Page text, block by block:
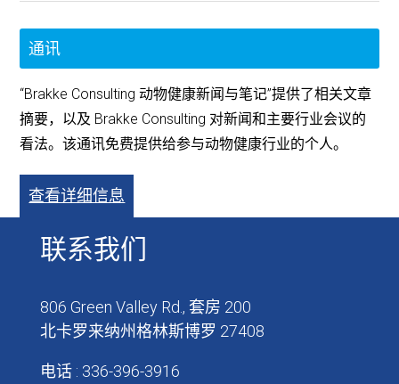
通讯
“Brakke Consulting 动物健康新闻与笔记”提供了相关文章
摘要，以及 Brakke Consulting 对新闻和主要行业会议的
看法。该通讯免费提供给参与动物健康行业的个人。
查看详细信息
联系我们
806 Green Valley Rd., 套房 200
北卡罗来纳州格林斯博罗 27408
电话 : 336-396-3916